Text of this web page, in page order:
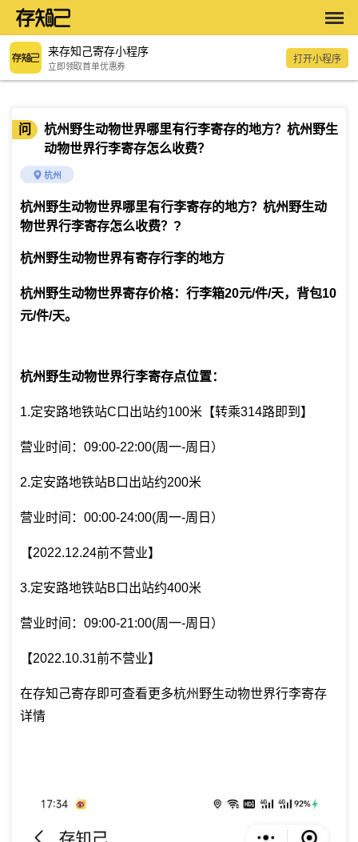
来存知己寄存小程序
立即领取首单优惠券
打开小程序
问
杭州野生动物世界哪里有行李寄存的地方？杭州野生
动物世界行李寄存怎么收费？
杭州
杭州野生动物世界哪里有行李寄存的地方？杭州野生动
物世界行李寄存怎么收费？ ?
杭州野生动物世界有寄存行李的地方
杭州野生动物世界寄存价格：行李箱20元/件/天，背包10
元/件/天。
杭州野生动物世界行李寄存点位置：
1.定安路地铁站C口出站约100米【转乘314路即到】
营业时间：09:00-22:00(周一-周日）
2.定安路地铁站B口出站约200米
营业时间：00:00-24:00(周一-周日）
【2022.12.24前不营业】
3.定安路地铁站B口出站约400米
营业时间：09:00-21:00(周一-周日）
【2022.10.31前不营业】
在存知己寄存即可查看更多杭州野生动物世界行李寄存
详情